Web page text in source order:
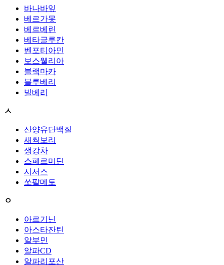
바나바잎
베르가못
베르베린
베타글루칸
벤포티아민
보스웰리아
블랙마카
블루베리
빌베리
ㅅ
산양유단백질
새싹보리
생강차
스페르미딘
시서스
쏘팔메토
ㅇ
아르기닌
아스타잔틴
알부민
알파CD
알파리포산